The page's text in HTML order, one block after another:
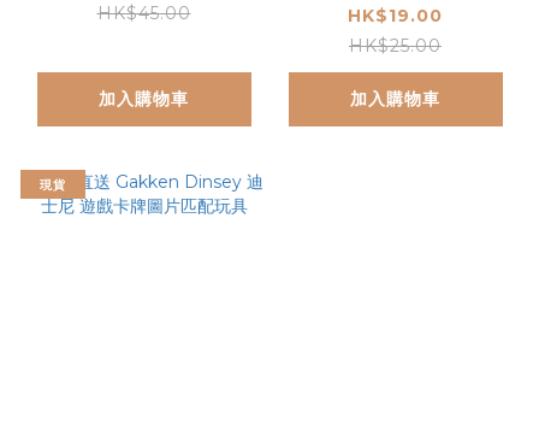
HK$45.00
加入購物車
HK$19.00
HK$25.00
加入購物車
現貨